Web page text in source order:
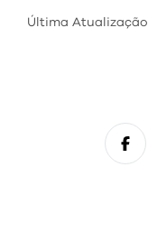
Última Atualização